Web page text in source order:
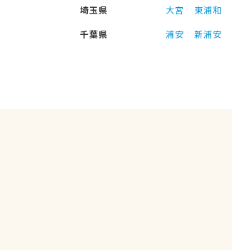
埼玉県
大宮 東浦和
千葉県
浦安 新浦安